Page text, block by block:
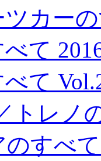
カー
て
て
トレノ
のすべ